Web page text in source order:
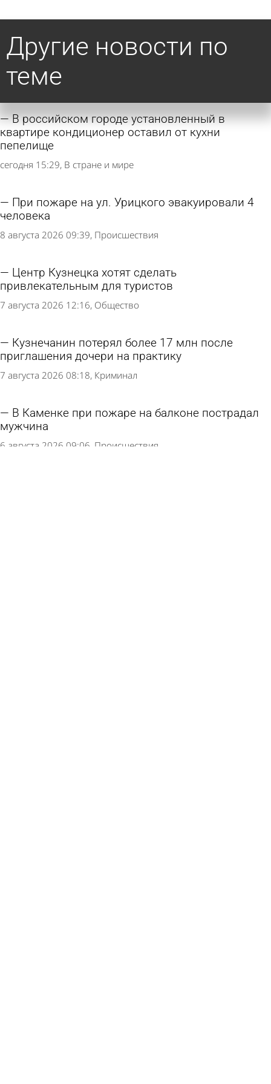
Другие новости по
теме
В российском городе установленный в
квартире кондиционер оставил от кухни
пепелище
сегодня 15:29 В стране и мире
При пожаре на ул. Урицкого эвакуировали 4
человека
8 августа 2026 09:39 Происшествия
Центр Кузнецка хотят сделать
привлекательным для туристов
7 августа 2026 12:16 Общество
Кузнечанин потерял более 17 млн после
приглашения дочери на практику
7 августа 2026 08:18 Криминал
В Каменке при пожаре на балконе пострадал
мужчина
6 августа 2026 09:06 Происшествия